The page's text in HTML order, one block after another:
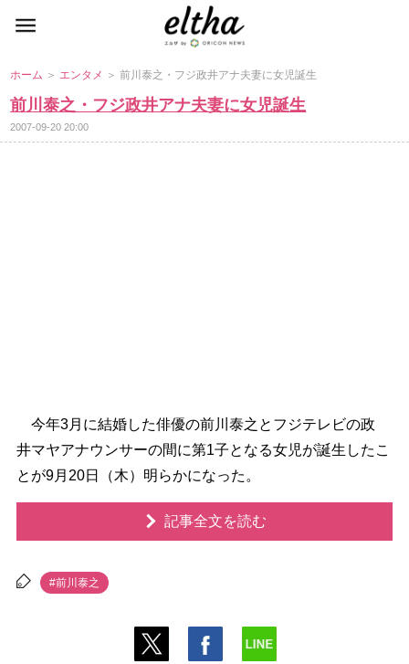
ホーム ＞ エンタメ ＞ 前川泰之・フジ政井アナ夫妻に女児誕生
前川泰之・フジ政井アナ夫妻に女児誕生
2007-09-20 20:00
今年3月に結婚した俳優の前川泰之とフジテレビの政
井マヤアナウンサーの間に第1子となる女児が誕生したこ
とが9月20日（木）明らかになった。
記事全文を読む
#前川泰之